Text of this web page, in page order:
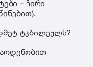
– ჩირი
ტკბილეულს?